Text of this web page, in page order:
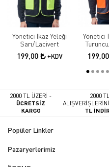
Yönetici İkaz Yeleği
Sarı/Lacivert
199,00 +KDV
Yönetici
199,00
2000 TL ÜZERİ -
ÜCRETSİZ
KARGO
2000
TL
Popüler Linkler
Pazaryerlerimiz